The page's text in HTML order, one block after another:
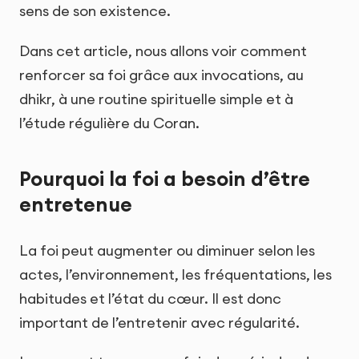
sens de son existence.
Dans cet article, nous allons voir comment
renforcer sa foi grâce aux invocations, au
dhikr, à une routine spirituelle simple et à
l’étude régulière du Coran.
Pourquoi la foi a besoin d’être
entretenue
La foi peut augmenter ou diminuer selon les
actes, l’environnement, les fréquentations, les
habitudes et l’état du cœur. Il est donc
important de l’entretenir avec régularité.